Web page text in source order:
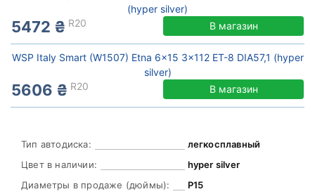
(hyper silver)
5472 ₴ R20 В магазин
WSP Italy Smart (W1507) Etna 6x15 3x112 ET-8 DIA57,1 (hyper
silver)
5606 ₴ R20 В магазин
Тип автодиска:
легкосплавный
Цвет в наличии:
hyper silver
Диаметры в продаже (дюймы):
Р15
Сбросить Подобрать